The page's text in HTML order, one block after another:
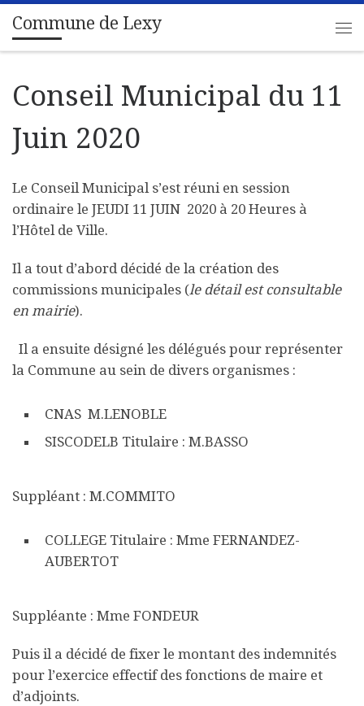
Passer au contenu
Commune de Lexy
Conseil Municipal du 11
Juin 2020
Le Conseil Municipal s’est réuni en session
ordinaire le JEUDI 11 JUIN 2020 à 20 Heures à
l’Hôtel de Ville.
Il a tout d’abord décidé de la création des
commissions municipales (le détail est consultable
en mairie).
Il a ensuite désigné les délégués pour représenter
la Commune au sein de divers organismes :
CNAS M.LENOBLE
SISCODELB Titulaire : M.BASSO
Suppléant : M.COMMITO
COLLEGE Titulaire : Mme FERNANDEZ-
AUBERTOT
Suppléante : Mme FONDEUR
Puis il a décidé de fixer le montant des indemnités
pour l’exercice effectif des fonctions de maire et
d’adjoints.